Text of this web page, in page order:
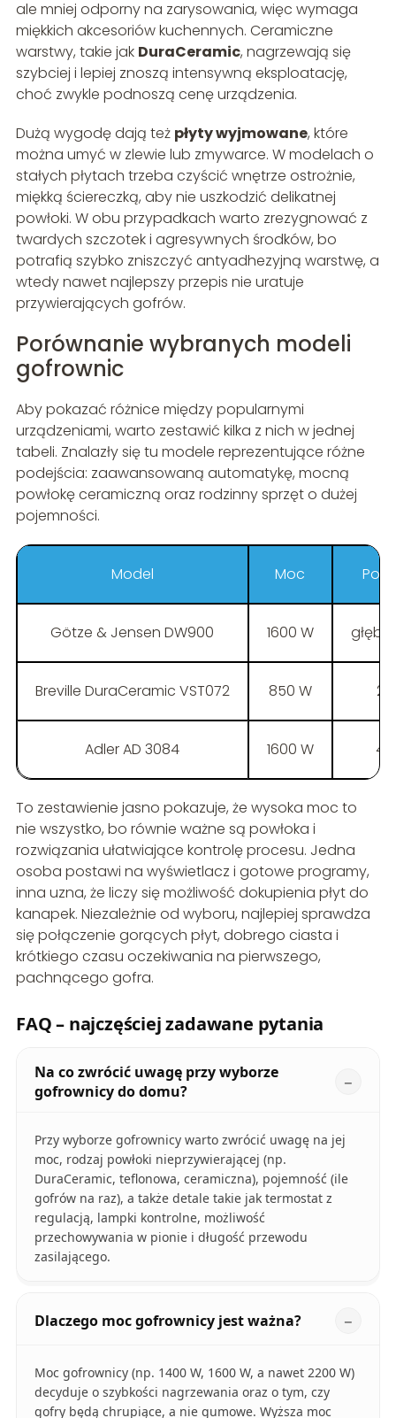
ale mniej odporny na zarysowania, więc wymaga
miękkich akcesoriów kuchennych. Ceramiczne
warstwy, takie jak DuraCeramic, nagrzewają się
szybciej i lepiej znoszą intensywną eksploatację,
choć zwykle podnoszą cenę urządzenia.
Dużą wygodę dają też płyty wyjmowane, które
można umyć w zlewie lub zmywarce. W modelach o
stałych płytach trzeba czyścić wnętrze ostrożnie,
miękką ściereczką, aby nie uszkodzić delikatnej
powłoki. W obu przypadkach warto zrezygnować z
twardych szczotek i agresywnych środków, bo
potrafią szybko zniszczyć antyadhezyjną warstwę, a
wtedy nawet najlepszy przepis nie uratuje
przywierających gofrów.
Porównanie wybranych modeli
gofrownic
Aby pokazać różnice między popularnymi
urządzeniami, warto zestawić kilka z nich w jednej
tabeli. Znalazły się tu modele reprezentujące różne
podejścia: zaawansowaną automatykę, mocną
powłokę ceramiczną oraz rodzinny sprzęt o dużej
pojemności.
Model Moc
Götze & Jensen DW900 1600 W
Breville DuraCeramic VST072 850 W 2
Adler AD 3084 1600 W 4
To zestawienie jasno pokazuje, że wysoka moc to
nie wszystko, bo równie ważne są powłoka i
rozwiązania ułatwiające kontrolę procesu. Jedna
osoba postawi na wyświetlacz i gotowe programy,
inna uzna, że liczy się możliwość dokupienia płyt do
kanapek. Niezależnie od wyboru, najlepiej sprawdza
się połączenie gorących płyt, dobrego ciasta i
krótkiego czasu oczekiwania na pierwszego,
pachnącego gofra.
FAQ – najczęściej zadawane pytania
Na co zwrócić uwagę przy wyborze
gofrownicy do domu?
Przy wyborze gofrownicy warto zwrócić uwagę na jej
moc, rodzaj powłoki nieprzywierającej (np.
DuraCeramic, teflonowa, ceramiczna), pojemność (ile
gofrów na raz), a także detale takie jak termostat z
regulacją, lampki kontrolne, możliwość
przechowywania w pionie i długość przewodu
zasilającego.
Dlaczego moc gofrownicy jest ważna?
Moc gofrownicy (np. 1400 W, 1600 W, a nawet 2200 W)
decyduje o szybkości nagrzewania oraz o tym, czy
gofry będą chrupiące, a nie gumowe. Wyższa moc